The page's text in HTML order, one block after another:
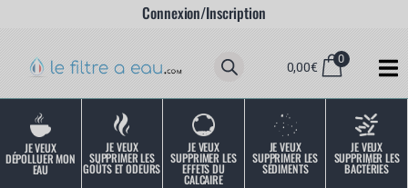
Connexion/Inscription
0,00€
0
JE VEUX
DÉPOLLUER MON
EAU
JE VEUX
SUPPRIMER LES
GOÛTS ET ODEURS
JE VEUX
SUPPRIMER LES
EFFETS DU
CALCAIRE
JE VEUX
SUPPRIMER LES
SÉDIMENTS
JE VEUX
SUPPRIMER LES
BACTÉRIES